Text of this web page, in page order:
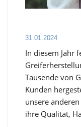
31.01.2024
In diesem Jahr
Tausende von
Kunden
unsere
ihre Qualität,